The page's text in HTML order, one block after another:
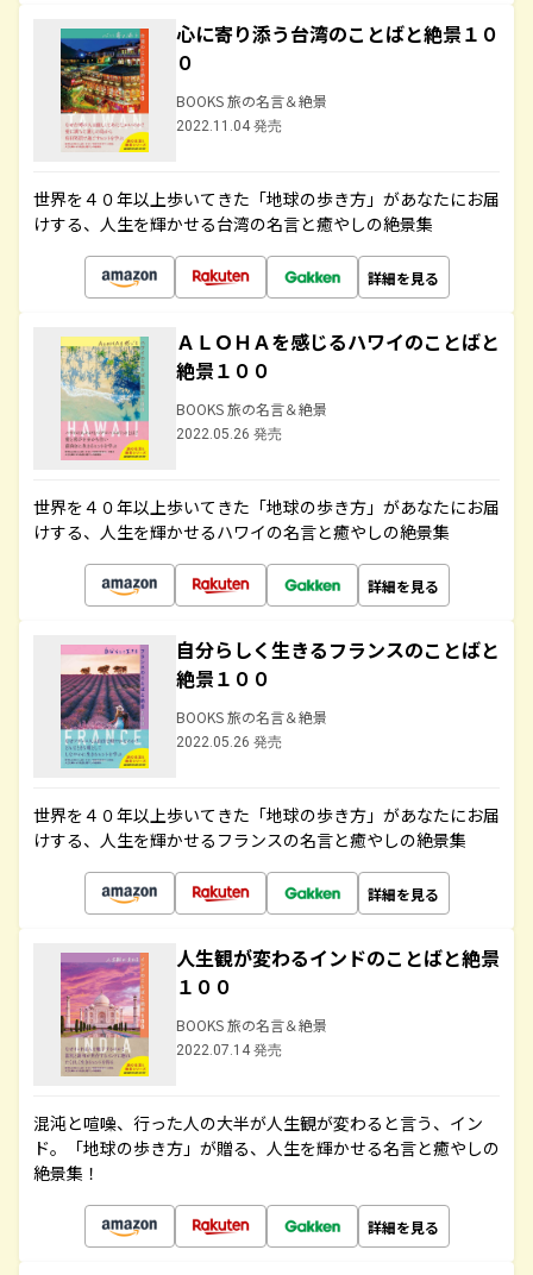
心に寄り添う台湾のことばと絶景１０
０
BOOKS 旅の名言＆絶景
2022.11.04 発売
世界を４０年以上歩いてきた「地球の歩き方」があなたにお届
けする、人生を輝かせる台湾の名言と癒やしの絶景集
詳細を見る
ＡＬＯＨＡを感じるハワイのことばと
絶景１００
BOOKS 旅の名言＆絶景
2022.05.26 発売
世界を４０年以上歩いてきた「地球の歩き方」があなたにお届
けする、人生を輝かせるハワイの名言と癒やしの絶景集
詳細を見る
自分らしく生きるフランスのことばと
絶景１００
BOOKS 旅の名言＆絶景
2022.05.26 発売
世界を４０年以上歩いてきた「地球の歩き方」があなたにお届
けする、人生を輝かせるフランスの名言と癒やしの絶景集
詳細を見る
人生観が変わるインドのことばと絶景
１００
BOOKS 旅の名言＆絶景
2022.07.14 発売
混沌と喧噪、行った人の大半が人生観が変わると言う、イン
ド。「地球の歩き方」が贈る、人生を輝かせる名言と癒やしの
絶景集！
詳細を見る